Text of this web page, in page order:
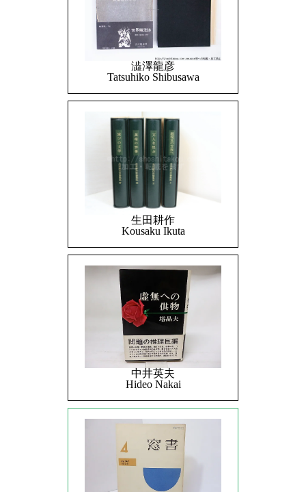
澁澤龍彦
Tatsuhiko Shibusawa
生田耕作
Kousaku Ikuta
中井英夫
Hideo Nakai